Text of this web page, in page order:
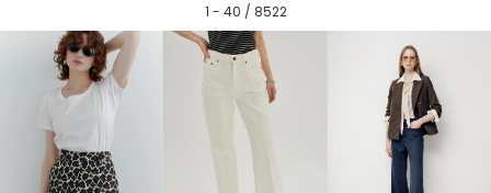
1 - 40 / 8522